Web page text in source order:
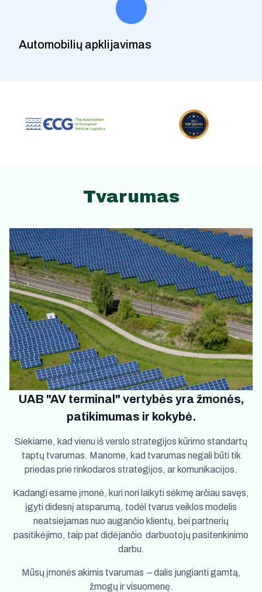
Automobilių apklijavimas
Tvarumas
UAB "AV terminal" vertybės yra žmonės,
patikimumas ir kokybė.
Siekiame, kad vienu iš verslo strategijos kūrimo standartų
taptų tvarumas. Manome, kad tvarumas negali būti tik
priedas prie rinkodaros strategijos, ar komunikacijos.
Kadangi esame įmonė, kuri nori laikyti sėkmę arčiau savęs,
įgyti didesnį atsparumą, todėl tvarus veiklos modelis
neatsiejamas nuo augančio klientų, bei partnerių
pasitikėjimo, taip pat didėjančio darbuotojų pasitenkinimo
darbu.
Mūsų įmonės akimis tvarumas – dalis jungianti gamtą,
žmogų ir visuomenę.